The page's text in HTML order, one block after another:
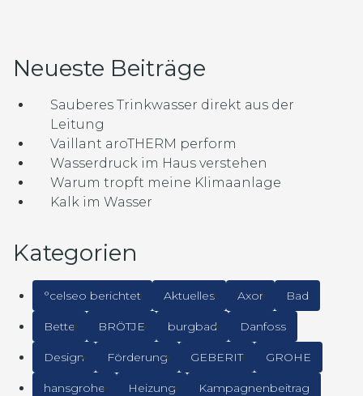
Neueste Beiträge
Sauberes Trinkwasser direkt aus der
Leitung
Vaillant aroTHERM perform
Wasserdruck im Haus verstehen
Warum tropft meine Klimaanlage
Kalk im Wasser
Kategorien
°celseo berichtet Aktuelles Axor Bad
Bette BRÖTJE burgbad Danfoss
Design Förderung GEBERIT GROHE
hansgrohe Heizung Kampagnenbeitrag